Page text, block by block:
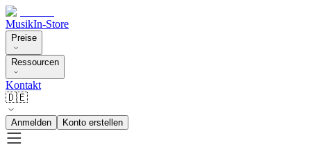
MusikIn-Store
Preise
Ressourcen
Kontakt
🇩🇪
Anmelden Konto erstellen